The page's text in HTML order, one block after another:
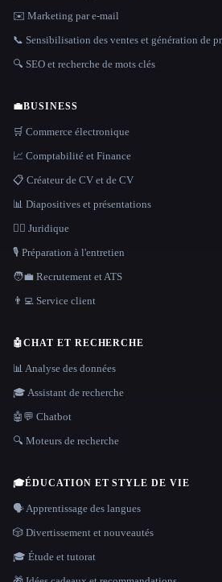
✉️ Marketing par e-mail
📞 Sensibilisation des ventes et génération de
🔍 SEO et recherche de mots clés
💼BUSINESS
🛒 Commerce électronique
📈 Comptabilité et Finance
📋 Créateur de CV et de CV
📊 Diapositives et présentations
👩‍⚖️ Juridique
🎙️ Préparation à l'entretien
🧑‍💼 Recrutement et ATS
👨‍💻 Service client
🤖CHAT ET RECHERCHE
📊 Analyse des données
🎓 Assistant de recherche
🤖💬 Chatbot
🔍 Moteurs de recherche
🎓ÉDUCATION ET STYLE DE VIE
🗣️ Apprentissage des langues
🎲 Divertissement et nouveautés
🎓 Étude et tutorat